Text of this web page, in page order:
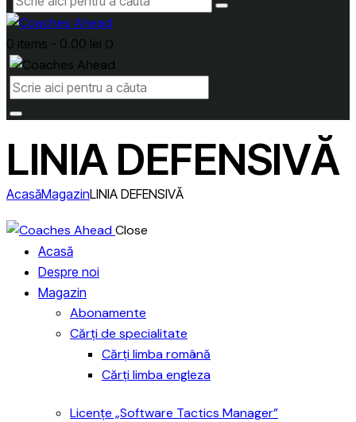
0 items - 0.00 lei 0
LINIA DEFENSIVĂ
AcasăMagazinLINIA DEFENSIVĂ
Close
Acasă
Despre noi
Magazin
Abonamente
Cărți de specialitate
Cărți limba română
Cărți limba engleza
Licențe „Software Tactics Manager”